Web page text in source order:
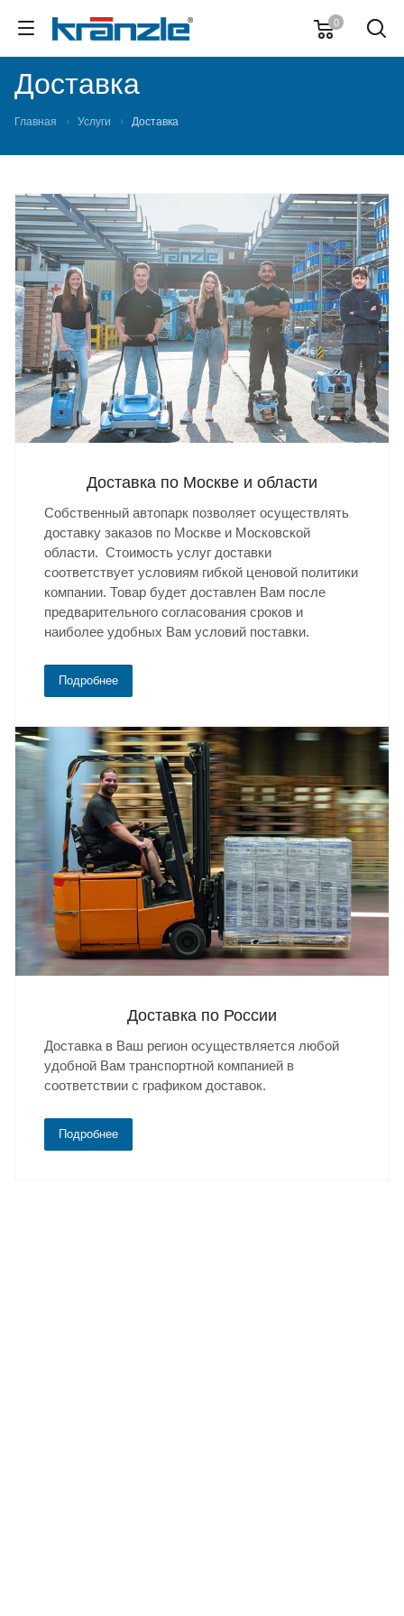
0
Доставка
Главная Услуги Доставка
Доставка по Москве и области
Собственный автопарк позволяет осуществлять
доставку заказов по Москве и Московской
области. Стоимость услуг доставки
соответствует условиям гибкой ценовой политики
компании. Товар будет доставлен Вам после
предварительного согласования сроков и
наиболее удобных Вам условий поставки.
Подробнее
Доставка по России
Доставка в Ваш регион осуществляется любой
удобной Вам транспортной компанией в
соответствии с графиком доставок.
Подробнее